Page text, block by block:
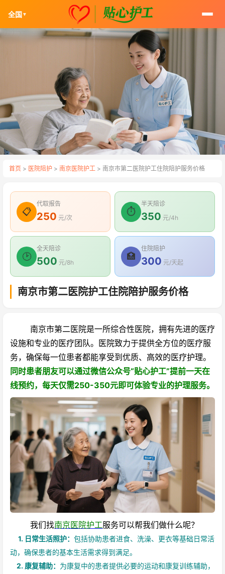
全国 ▼
首页 > 医院陪护 > 南京医院护工 > 南京市第二医院护工住院陪护服务价格
📋
代取报告
250 元/次
⏱
半天陪诊
350 元/4h
🕑
全天陪诊
500 元/8h
🏥
住院陪护
300 元/天起
南京市第二医院护工住院陪护服务价格
南京市第二医院是一所综合性医院，拥有先进的医疗
设施和专业的医疗团队。医院致力于提供全方位的医疗服
务，确保每一位患者都能享受到优质、高效的医疗护理。
同时患者朋友可以通过微信公众号“贴心护工”提前一天在
线预约，每天仅需250-350元即可体验专业的护理服务。
我们找南京医院护工服务可以帮我们做什么呢？
1. 日常生活照护： 包括协助患者进食、洗澡、更衣等基础日常活
动，确保患者的基本生活需求得到满足。
2. 康复辅助： 为康复中的患者提供必要的运动和康复训练辅助，